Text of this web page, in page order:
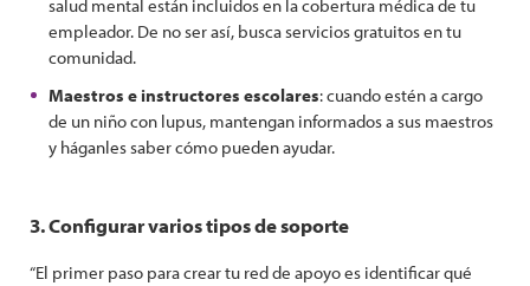
salud mental están incluidos en la cobertura médica de tu
empleador. De no ser así, busca servicios gratuitos en tu
comunidad.
Maestros e instructores escolares: cuando estén a cargo
de un niño con lupus, mantengan informados a sus maestros
y háganles saber cómo pueden ayudar.
3. Configurar varios tipos de soporte
“El primer paso para crear tu red de apoyo es identificar qué